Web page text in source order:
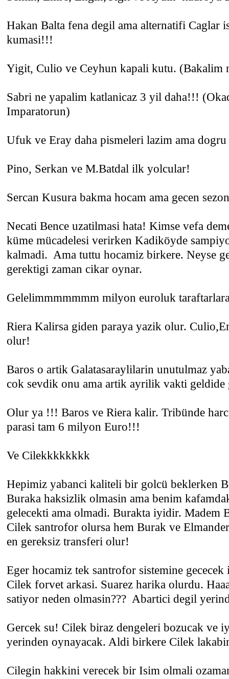
Hakan Balta fena degil ama alternatifi Caglar
kumasi!!!
Yigit, Culio ve Ceyhun kapali kutu. (Bakalim
Sabri ne yapalim katlanicaz 3 yil daha!!!
Imparatorun)
Ufuk ve Eray daha pismeleri lazim ama
Pino, Serkan ve M.Batdal ilk yolcular!
Sercan Kusura bakma hocam ama gecen
Necati Bence uzatilmasi hata! Kimse vefa
küme mücadelesi verirken Kadiköyde
kalmadi. Ama tuttu hocamiz birkere. Neyse
gerektigi zaman cikar oynar.
Gelelimmmmmmm milyon euroluk
Riera Kalirsa giden paraya yazik olur.
olur!
Baros o artik Galatasaraylilarin unutulmaz
cok sevdik onu ama artik ayrilik vakti geldide
Olur ya !!! Baros ve Riera kalir. Tribünde
parasi tam 6 milyon Euro!!!
Ve Cilekkkkkkkk
Hepimiz yabanci kaliteli bir golcü beklerken
Buraka haksizlik olmasin ama benim
gelecekti ama olmadi. Burakta iyidir. Madem
Cilek santrofor olursa hem Burak ve
en gereksiz transferi olur!
Eger hocamiz tek santrofor sistemine gececek
Cilek forvet arkasi. Suarez harika olurdu.
satiyor neden olmasin??? Abartici degil
Gercek su! Cilek biraz dengeleri bozucak ve
yerinden oynayacak. Aldi birkere Cilek
Cilegin hakkini verecek bir Isim olmali